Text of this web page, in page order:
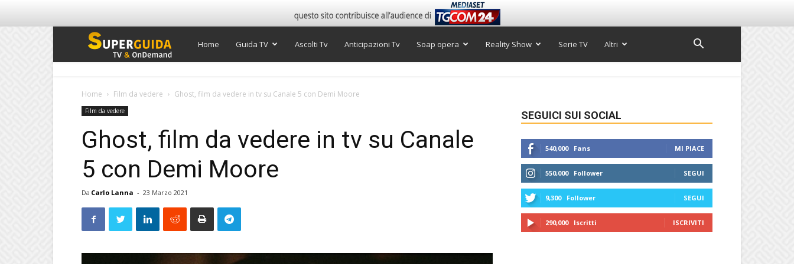
Super
Home Guida TV Ascolti Tv Anticipazioni Tv Soap opera Reality Show Serie TV Altri
Home Film da vedere Ghost, film da vedere in tv su Canale 5 con Demi Moore
Film da vedere
Ghost, film da vedere in tv su Canale
5 con Demi Moore
Da Carlo Lanna - 23 Marzo 2021
SEGUICI SUI SOCIAL
540,000 Fans MI PIACE
550,000 Follower SEGUI
9,300 Follower SEGUI
290,000 Iscritti ISCRIVITI